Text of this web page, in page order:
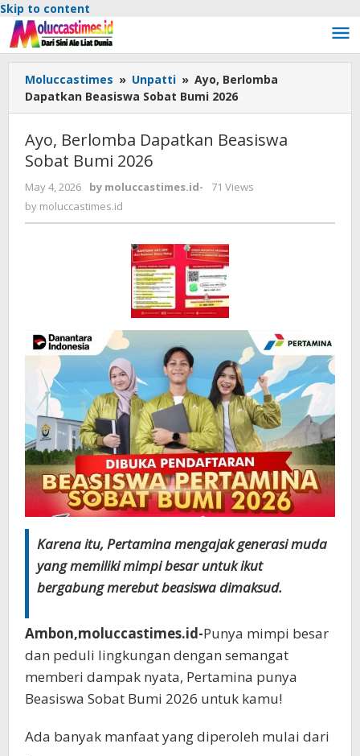
Skip to content
Moluccastimes » Unpatti » Ayo, Berlomba
Dapatkan Beasiswa Sobat Bumi 2026
Ayo, Berlomba Dapatkan Beasiswa
Sobat Bumi 2026
May 4, 2026 by moluccastimes.id-
71 Views
by moluccastimes.id
Karena itu, Pertamina mengajak generasi muda
yang memiliki mimpi besar untuk ikut
bergabung merebut beasiswa dimaksud.
Ambon,moluccastimes.id-Punya mimpi besar
dan peduli lingkungan dengan semangat
memberi dampak nyata, Pertamina punya
Beasiswa Sobat Bumi 2026 untuk kamu!
Ada banyak manfaat yang diperoleh mulai dari